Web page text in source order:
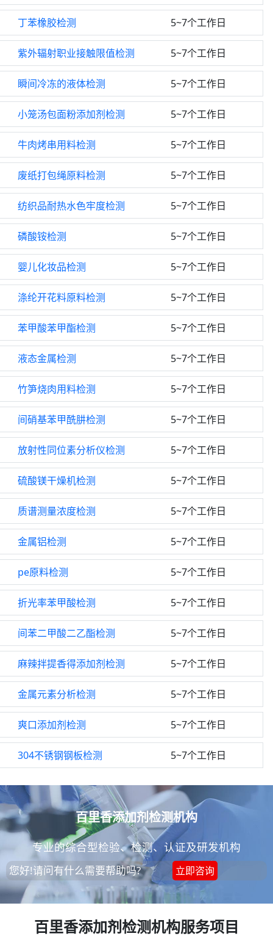
丁苯橡胶检测 5~7个工作日
紫外辐射职业接触限值检测 5~7个工作日
瞬间冷冻的液体检测 5~7个工作日
小笼汤包面粉添加剂检测 5~7个工作日
牛肉烤串用料检测 5~7个工作日
废纸打包绳原料检测 5~7个工作日
纺织品耐热水色牢度检测 5~7个工作日
磷酸铵检测 5~7个工作日
婴儿化妆品检测 5~7个工作日
涤纶开花料原料检测 5~7个工作日
苯甲酸苯甲酯检测 5~7个工作日
液态金属检测 5~7个工作日
竹笋烧肉用料检测 5~7个工作日
间硝基苯甲酰肼检测 5~7个工作日
放射性同位素分析仪检测 5~7个工作日
硫酸镁干燥机检测 5~7个工作日
质谱测量浓度检测 5~7个工作日
金属铝检测 5~7个工作日
pe原料检测 5~7个工作日
折光率苯甲酸检测 5~7个工作日
间苯二甲酸二乙酯检测 5~7个工作日
麻辣拌提香得添加剂检测 5~7个工作日
金属元素分析检测 5~7个工作日
爽口添加剂检测 5~7个工作日
304不锈钢钢板检测 5~7个工作日
百里香添加剂检测机构
专业的综合型检验、检测、认证及研发机构
您好!请问有什么需要帮助吗? 立即咨询
百里香添加剂检测机构服务项目